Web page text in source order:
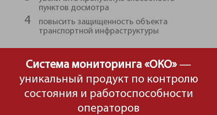
пунктов досмотра
повысить защищенность объекта
транспортной инфраструктуры
Система мониторинга «ОКО»—
уникальный продукт по контролю
состояния и работоспособности
операторов